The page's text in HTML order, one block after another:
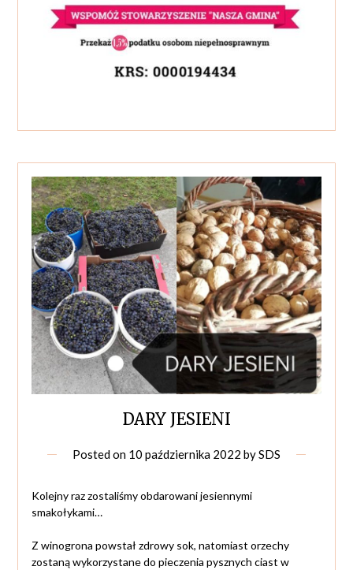
DARY JESIENI
Posted on 10 października 2022 bySDS
Kolejny raz zostaliśmy obdarowani jesiennymi
smakołykami…
Z winogrona powstał zdrowy sok, natomiast orzechy
zostaną wykorzystane do pieczenia pysznych ciast w